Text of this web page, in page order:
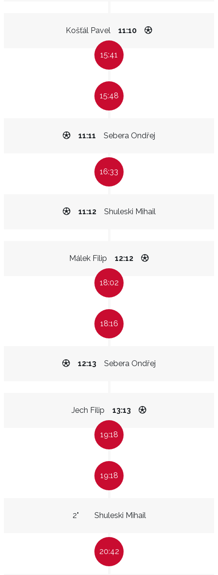
Košťál Pavel 11:10
15:41
15:48
Sebera Ondřej
11:11
16:33
Shuleski Mihail
11:12
Málek Filip 12:12
18:02
18:16
Sebera Ondřej
12:13
Jech Filip 13:13
19:18
19:18
Shuleski Mihail
2"
20:42